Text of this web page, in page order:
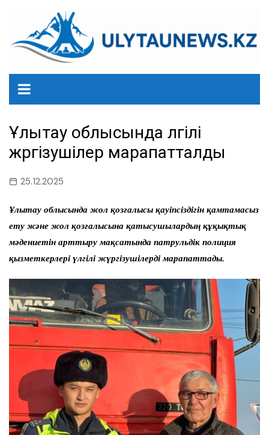
содержанию
Ұлытау облысында үлгілі
жүргізушілер марапатталды
25.12.2025
Ұлытау облысында жол қозғалысы қауіпсіздігін қамтамасыз
ету және жол қозғалысына қатысушылардың құқықтық
мәдениетін арттыру мақсатында патрульдік полиция
қызметкерлері үлгілі жүргізушілерді марапаттады.